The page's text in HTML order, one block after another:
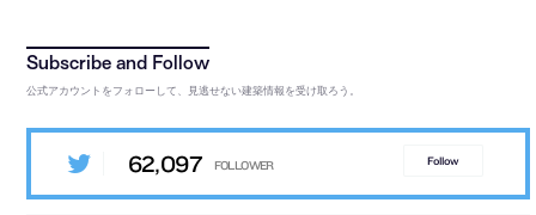
公式アカウントをフォローして、見逃せない建築情報を受け取ろう。
62,097 Follow